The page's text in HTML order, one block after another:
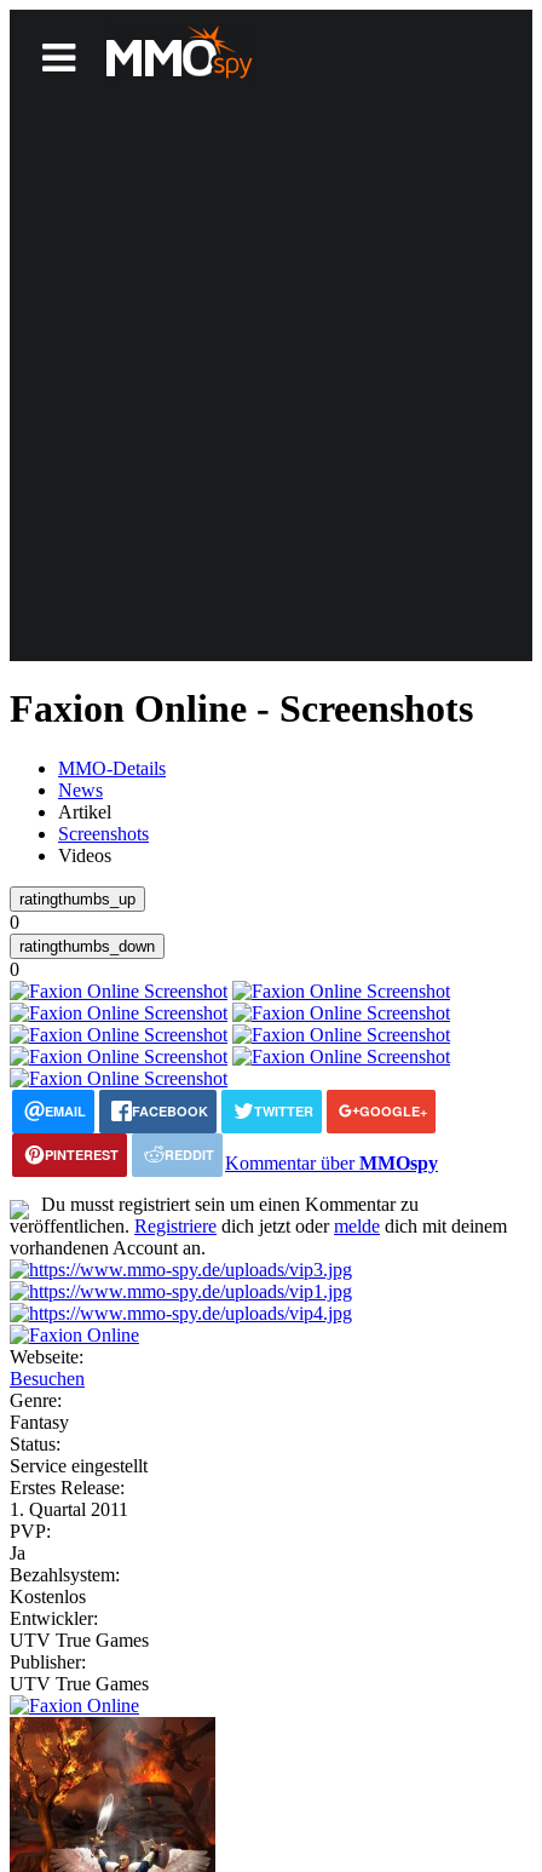
Faxion Online - Screenshots
MMO-Details
News
Artikel
Screenshots
Videos
0
0
EMAIL FACEBOOK TWITTER GOOGLE+
PINTEREST REDDIT Kommentar überMMOspy
Du musst registriert sein um einen Kommentar zu
veröffentlichen. Registriere dich jetzt odermelde dich mit deinem
vorhandenen Account an.
Webseite:
Besuchen
Genre:
Fantasy
Status:
Service eingestellt
Erstes Release:
1. Quartal 2011
PVP:
Ja
Bezahlsystem:
Kostenlos
Entwickler:
UTV True Games
Publisher:
UTV True Games